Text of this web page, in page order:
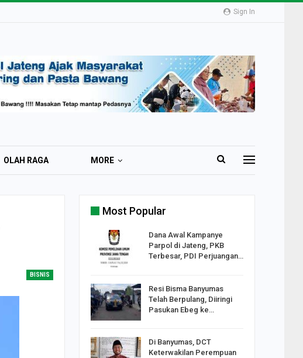
Sign In
OLAH RAGA MORE
BISNIS
Most Popular
Dana Awal Kampanye
Parpol di Jateng, PKB
Terbesar, PDI Perjuangan…
Resi Bisma Banyumas
Telah Berpulang, Diiringi
Pasukan Ebeg ke…
Di Banyumas, DCT
Keterwakilan Perempuan